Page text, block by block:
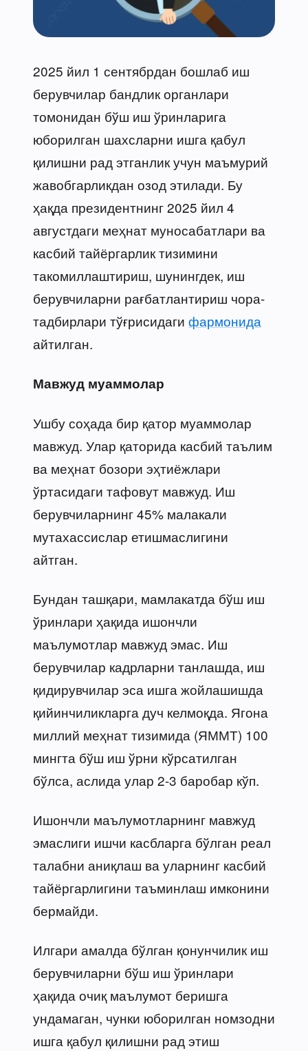
2025 йил 1 сентябрдан бошлаб иш
берувчилар бандлик органлари
томонидан бўш иш ўринларига
юборилган шахсларни ишга қабул
қилишни рад этганлик учун маъмурий
жавобгарликдан озод этилади. Бу
ҳақда президентнинг 2025 йил 4
августдаги меҳнат муносабатлари ва
касбий тайёргарлик тизимини
такомиллаштириш, шунингдек, иш
берувчиларни рағбатлантириш чора-
тадбирлари тўғрисидаги фармонида
айтилган.
Мавжуд муаммолар
Ушбу соҳада бир қатор муаммолар
мавжуд. Улар қаторида касбий таълим
ва меҳнат бозори эҳтиёжлари
ўртасидаги тафовут мавжуд. Иш
берувчиларнинг 45% малакали
мутахассислар етишмаслигини
айтган.
Бундан ташқари, мамлакатда бўш иш
ўринлари ҳақида ишончли
маълумотлар мавжуд эмас. Иш
берувчилар кадрларни танлашда, иш
қидирувчилар эса ишга жойлашишда
қийинчиликларга дуч келмоқда. Ягона
миллий меҳнат тизимида (ЯММТ) 100
мингта бўш иш ўрни кўрсатилган
бўлса, аслида улар 2-3 баробар кўп.
Ишончли маълумотларнинг мавжуд
эмаслиги ишчи касбларга бўлган реал
талабни аниқлаш ва уларнинг касбий
тайёргарлигини таъминлаш имконини
бермайди.
Илгари амалда бўлган қонунчилик иш
берувчиларни бўш иш ўринлари
ҳақида очиқ маълумот беришга
ундамаган, чунки юборилган номзодни
ишга қабул қилишни рад этиш